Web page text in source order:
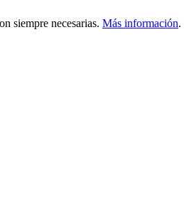
siempre necesarias. Más información.